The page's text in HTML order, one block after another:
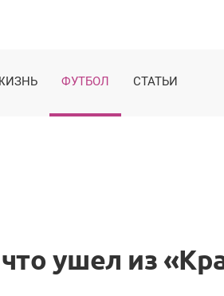
ФУТБОЛ СТАТЬИ
ушел из